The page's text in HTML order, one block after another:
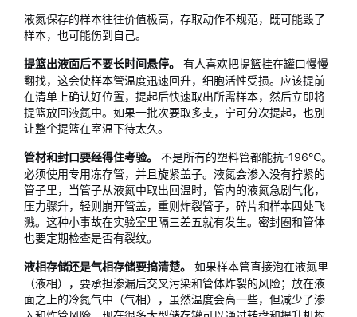
液氮保存的样本往往价值极高，存取动作不规范，既可能毁了
样本，也可能伤到自己。
提篮出液面后不要长时间悬停。
有人喜欢把提篮挂在罐口慢慢
翻找，这会使样本管温度迅速回升，细胞活性受损。应该提前
在清单上确认好位置，提起后快速取出所需样本，然后立即将
提篮放回液氮中。如果一批次要取多支，宁可分次提起，也别
让整个提篮在室温下待太久。
管材和封口要经得住考验。
不是所有的塑料管都能抗-196℃。
必须使用专用冻存管，并且旋紧盖子。液氮会渗入没有拧紧的
管子里，当管子从液氮中取出回温时，管内的液氮急剧气化，
压力骤升，轻则崩开管盖，重则炸裂管子，碎片和样本四处飞
溅。这种小事故在实验室里隔三差五就有发生。密封圈和管体
也要定期检查是否有裂纹。
液相存储还是气相存储要搞清楚。
如果样本管直接泡在液氮里
（液相），要承担渗漏后交叉污染和管体炸裂的风险；放在液
面之上的冷氮气中（气相），虽然温度会高一些，但减少了渗